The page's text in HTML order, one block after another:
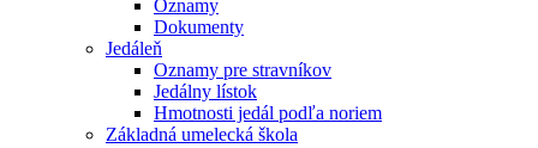
Oznamy
Dokumenty
Jedáleň
Oznamy pre stravníkov
Jedálny lístok
Hmotnosti jedál podľa noriem
Základná umelecká škola